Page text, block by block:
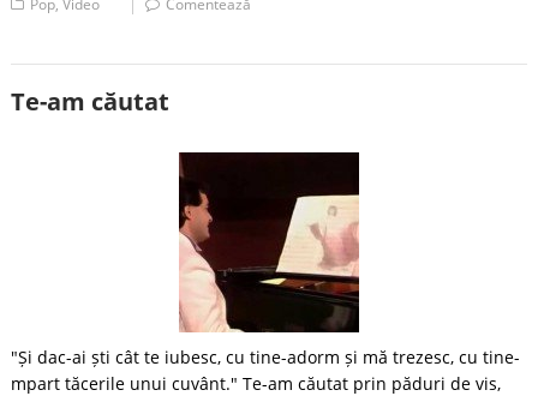
Pop,Video Comentează
Te-am căutat
"Și dac-ai ști cât te iubesc, cu tine-adorm și mă trezesc, cu tine-
mpart tăcerile unui cuvânt." Te-am căutat prin păduri de vis,